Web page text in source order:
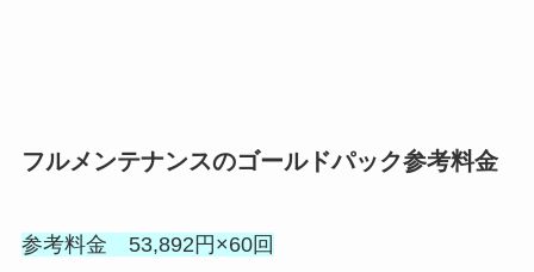
フルメンテナンスのゴールドパック参考料金
参考料金 53,892円×60回